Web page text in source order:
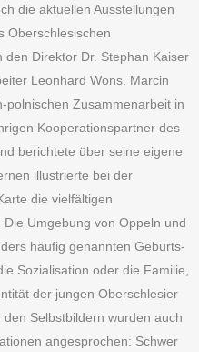
die aktuellen Ausstellungen
Oberschlesischen
Direktor Dr. Stephan Kaiser
Leonhard Wons. Marcin
polnischen Zusammenarbeit in
Kooperationspartner des
berichtete über seine eigene
illustrierte bei der
die vielfältigen
Umgebung von Oppeln und
häufig genannten Geburts-
Sozialisation oder die Familie,
der jungen Oberschlesier
Selbstbildern wurden auch
angesprochen: Schwer